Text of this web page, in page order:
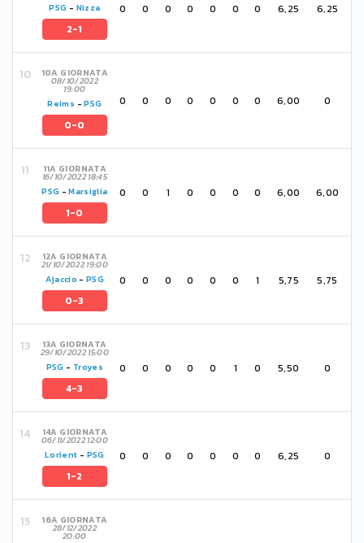
PSG - Nizza
2-1
0 0 0 0 0 0 0 6,25 6,25
10A GIORNATA
08/10/2022
19:00
Reims -PSG
0-0
0 0 0 0 0 0 0 6,00 0
11A GIORNATA
16/10/2022 18:45
PSG -Marsiglia
1-0
0 0 1 0 0 0 0 6,00 6,00
12A GIORNATA
21/10/2022 19:00
Ajaccio -PSG
0-3
0 0 0 0 0 0 1 5,75 5,75
13A GIORNATA
29/10/2022 15:00
PSG - Troyes
4-3
0 0 0 0 0 1 0 5,50 0
14A GIORNATA
06/11/2022 12:00
Lorient - PSG
1-2
0 0 0 0 0 0 0 6,25 0
16A GIORNATA
28/12/2022
20:00